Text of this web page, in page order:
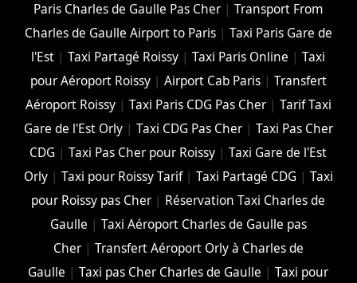
Paris Charles de Gaulle Pas Cher |Transport From
Charles de Gaulle Airport to Paris| Taxi Paris Gare de
l'Est |Taxi Partagé Roissy |Taxi Paris Online |Taxi
pour Aéroport Roissy| Airport Cab Paris| Transfert
Aéroport Roissy| Taxi Paris CDG Pas Cher| Tarif Taxi
Gare de l'Est Orly| Taxi CDG Pas Cher| Taxi Pas Cher
CDG |Taxi Pas Cher pour Roissy |Taxi Gare de l'Est
Orly| Taxi pour Roissy Tarif| Taxi Partagé CDG | Taxi
pour Roissy pas Cher | Réservation Taxi Charles de
Gaulle | Taxi Aéroport Charles de Gaulle pas
Cher| Transfert Aéroport Orly à Charles de
Gaulle |Taxi pas Cher Charles de Gaulle |Taxi pour